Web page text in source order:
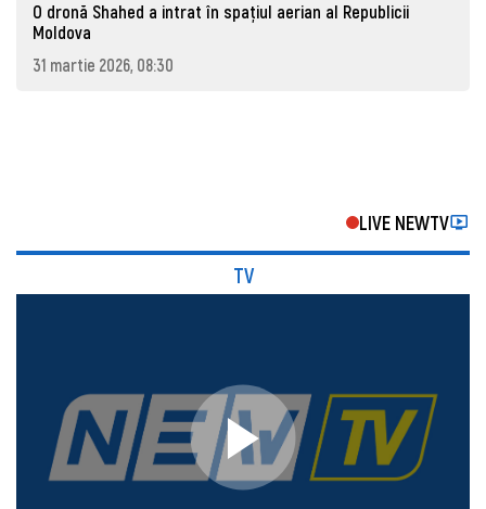
O dronă Shahed a intrat în spațiul aerian al Republicii
Moldova
31 martie 2026, 08:30
LIVE NEWTV
TV